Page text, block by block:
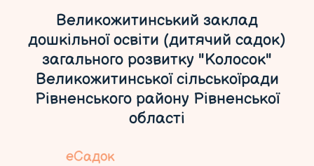
Великожитинський заклад
дошкільної освіти (дитячий садок)
загального розвитку "Колосок"
Великожитинської сільськоїради
Рівненського району Рівненської
області
еСадок